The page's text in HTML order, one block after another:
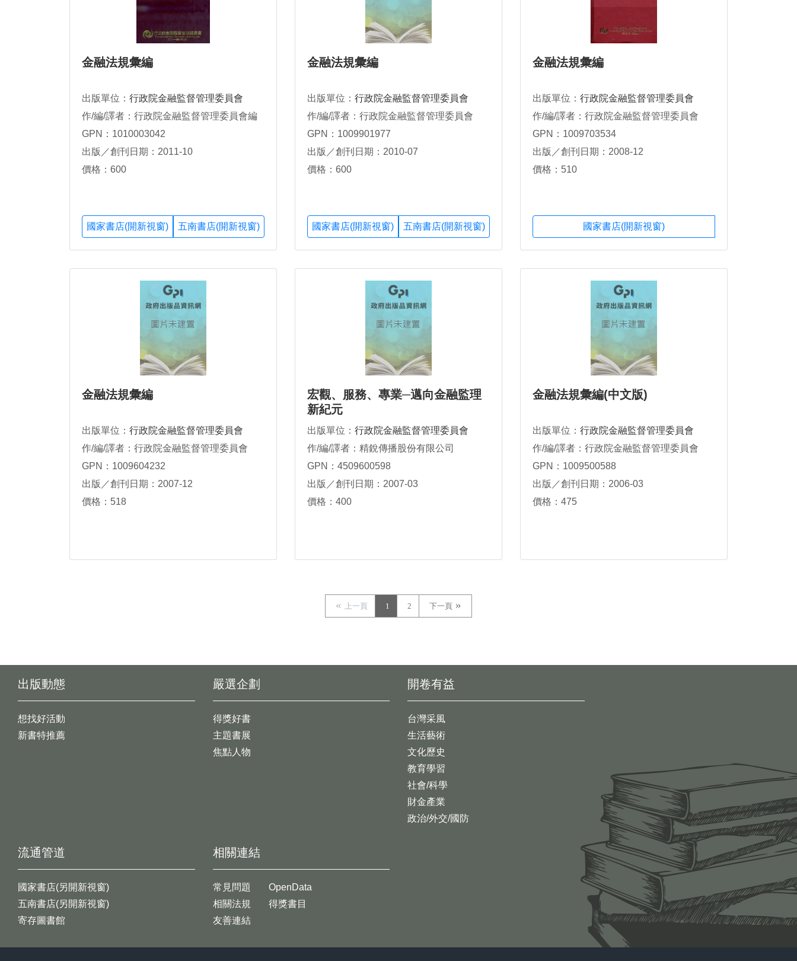
金融法規彙編
出版單位： 行政院金融監督管理委員會
作/編/譯者：行政院金融監督管理委員會編
GPN：1010003042
出版／創刊日期：2011-10
價格：600
國家書店(開新視窗) 五南書店(開新視窗)
金融法規彙編
出版單位： 行政院金融監督管理委員會
作/編/譯者：行政院金融監督管理委員會
GPN：1009901977
出版／創刊日期：2010-07
價格：600
國家書店(開新視窗) 五南書店(開新視窗)
金融法規彙編
出版單位： 行政院金融監督管理委員會
作/編/譯者：行政院金融監督管理委員會
GPN：1009703534
出版／創刊日期：2008-12
價格：510
國家書店(開新視窗)
金融法規彙編
出版單位： 行政院金融監督管理委員會
作/編/譯者：行政院金融監督管理委員會
GPN：1009604232
出版／創刊日期：2007-12
價格：518
宏觀、服務、專業─邁向金融監理
新紀元
出版單位： 行政院金融監督管理委員會
作/編/譯者：精銳傳播股份有限公司
GPN：4509600598
出版／創刊日期：2007-03
價格：400
金融法規彙編(中文版)
出版單位： 行政院金融監督管理委員會
作/編/譯者：行政院金融監督管理委員會
GPN：1009500588
出版／創刊日期：2006-03
價格：475
上一頁 1 2 下一頁
出版動態
想找好活動
新書特推薦
開卷有益
台灣采風
生活藝術
文化歷史
教育學習
社會/科學
財金產業
政治/外交/國防
嚴選企劃
得獎好書
主題書展
焦點人物
流通管道
國家書店(另開新視窗)
五南書店(另開新視窗)
寄存圖書館
相關連結
常見問題
相關法規
友善連結
OpenData
得獎書目